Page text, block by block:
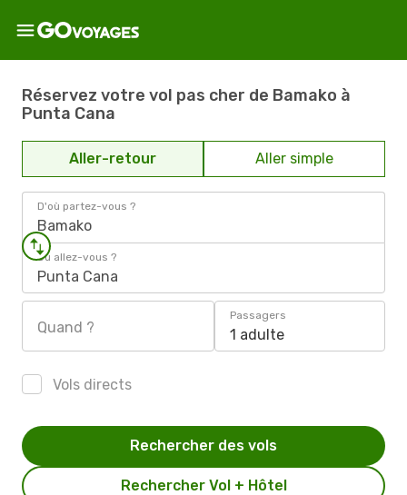
Réservez votre vol pas cher de Bamako à
Punta Cana
Aller-retour Aller simple
D'où partez-vous ?
Bamako
Où allez-vous ?
Punta Cana
Quand ?
Passagers
1 adulte
Vols directs
Rechercher Vol + Hôtel
Rechercher des vols